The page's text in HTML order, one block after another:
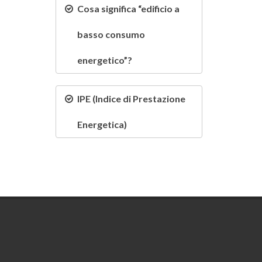
Cosa significa “edificio a
basso consumo
energetico”?
IPE (Indice di Prestazione
Energetica)